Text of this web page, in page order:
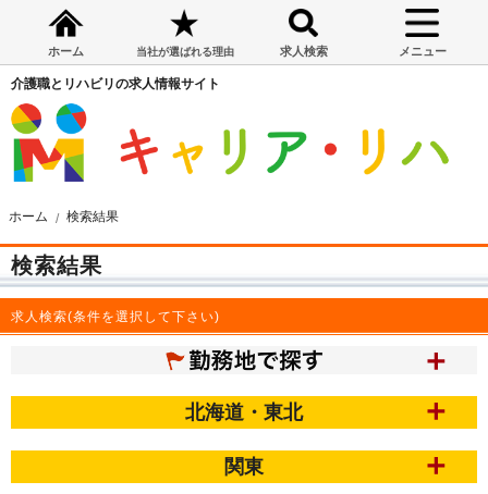
ホーム 当社が選ばれる理由 求人検索 メニュー
介護職とリハビリの求人情報サイト
ホーム 検索結果
検索結果
求人検索(条件を選択して下さい)
北海道・東北
関東